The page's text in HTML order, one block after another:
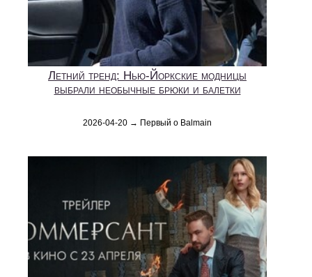
Летний тренд: Нью-Йоркские модницы
выбрали необычные брюки и балетки
2026-04-20 → Первый о Balmain